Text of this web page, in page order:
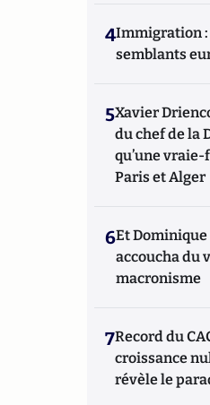
4Immigration :
semblants
5Xavier
du chef de la
qu’une
Paris et Alger
6Et
accoucha du
macronisme
7Record du
croissance
révèle le